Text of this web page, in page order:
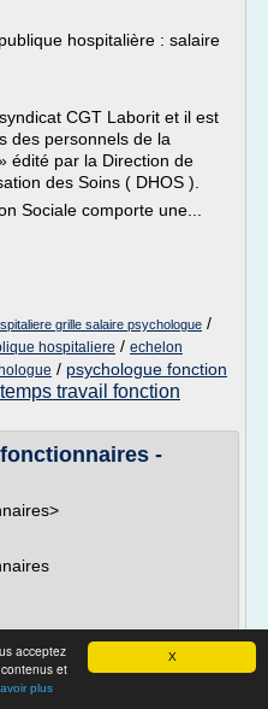
X
acceptez
et
plus
hospitalière : salaire
CGT Laborit et il est
des personnels de la
édité par la Direction de
des Soins ( DHOS ).
Sociale comporte une...
grille salaire psychologue /
hospitaliere / echelon
/ psychologue fonction
travail fonction
-
fonctionnaires est pris
de salaire ?